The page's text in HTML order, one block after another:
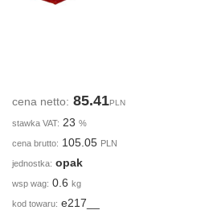
cena netto: 85.41PLN
stawka VAT: 23 %
cena brutto: 105.05 PLN
jednostka: opak
wsp wag: 0.6 kg
kod towaru: e217__